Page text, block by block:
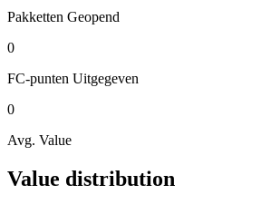
Pakketten Geopend
0
FC-punten Uitgegeven
0
Avg. Value
Value distribution